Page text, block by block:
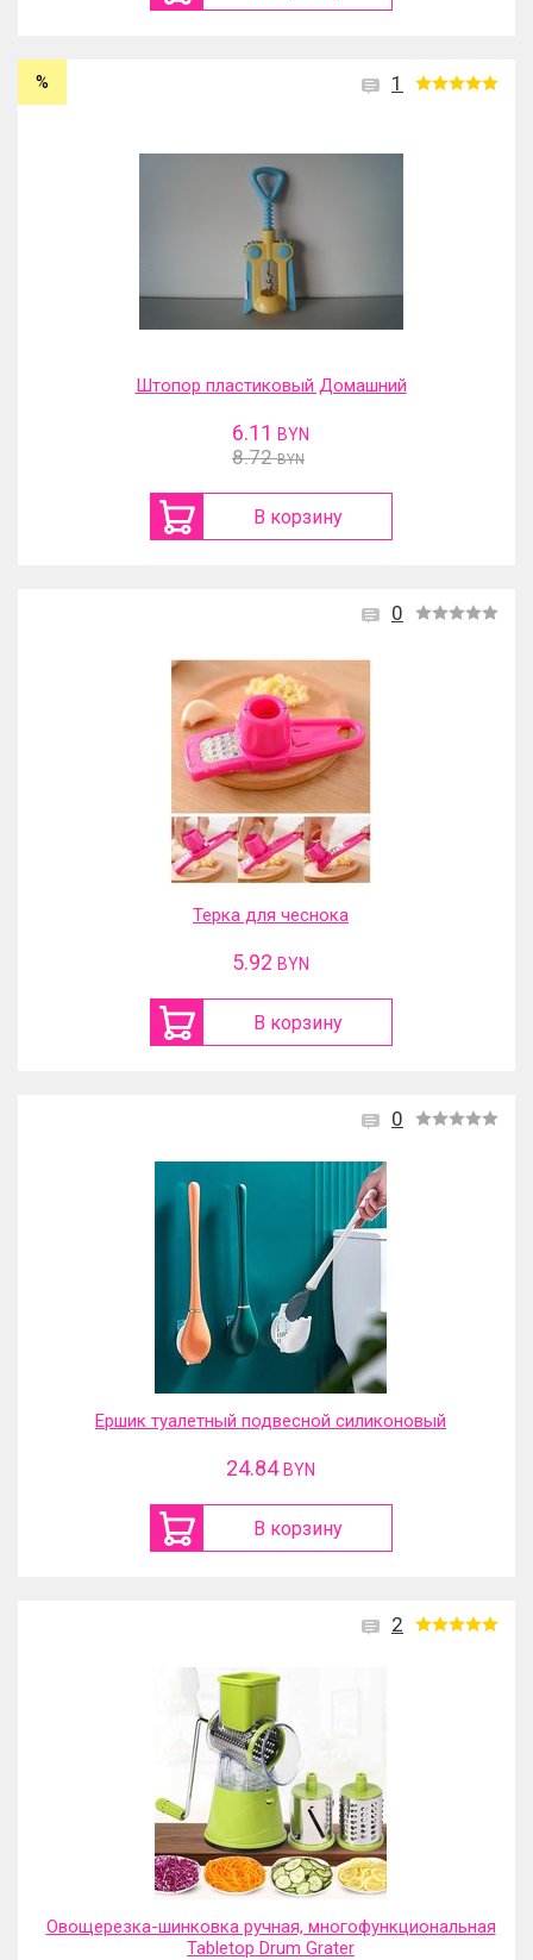
1
%
Штопор пластиковый Домашний
6.11 BYN
8.72 BYN
В корзину
0
Терка для чеснока
5.92 BYN
В корзину
0
Ершик туалетный подвесной силиконовый
24.84 BYN
В корзину
2
Овощерезка-шинковка ручная, многофункциональная
Tabletop Drum Grater